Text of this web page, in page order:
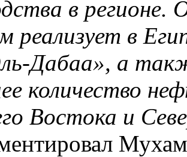
в
реализует в
Дабаа», а
количество
Востока и